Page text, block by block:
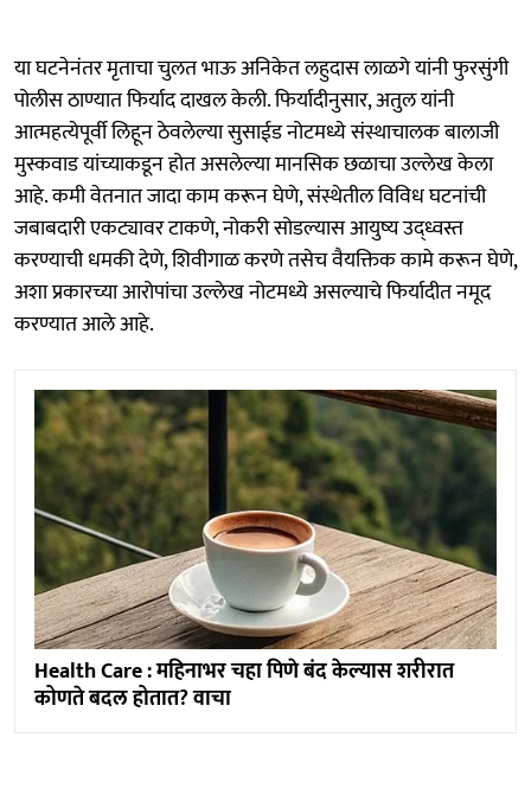
या घटनेनंतर मृताचा चुलत भाऊ अनिकेत लहुदास लाळगे यांनी फुरसुंगी
पोलीस ठाण्यात फिर्याद दाखल केली. फिर्यादीनुसार, अतुल यांनी
आत्महत्येपूर्वी लिहून ठेवलेल्या सुसाईड नोटमध्ये संस्थाचालक बालाजी
मुस्कवाड यांच्याकडून होत असलेल्या मानसिक छळाचा उल्लेख केला
आहे. कमी वेतनात जादा काम करून घेणे, संस्थेतील विविध घटनांची
जबाबदारी एकट्यावर टाकणे, नोकरी सोडल्यास आयुष्य उद्ध्वस्त
करण्याची धमकी देणे, शिवीगाळ करणे तसेच वैयक्तिक कामे करून घेणे,
अशा प्रकारच्या आरोपांचा उल्लेख नोटमध्ये असल्याचे फिर्यादीत नमूद
करण्यात आले आहे.
Health Care : महिनाभर चहा पिणे बंद केल्यास शरीरात
कोणते बदल होतात? वाचा